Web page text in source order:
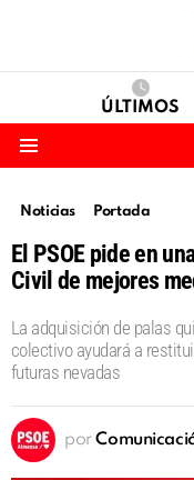
ÚLTIMOS
Noticias Portada
El PSOE pide en
Civil de mejores
La adquisición de palas
colectivo ayudará a
futuras nevadas
por